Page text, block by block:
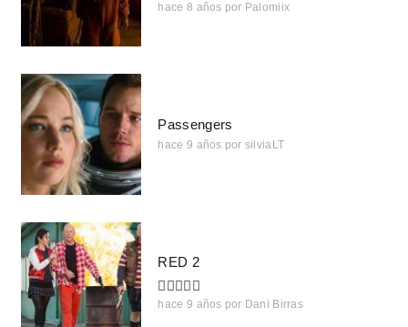
hace 8 años por Palomiix
Passengers
hace 9 años por silviaLT
RED 2
hace 9 años por Dani Birras